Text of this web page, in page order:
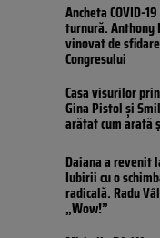
Ancheta COVID-
turnură. Anthony
vinovat de
Congresului
Casa visurilor
Gina Pistol și
arătat cum arată
Daiana a revenit
Iubirii cu o
radicală. Radu
„Wow!”